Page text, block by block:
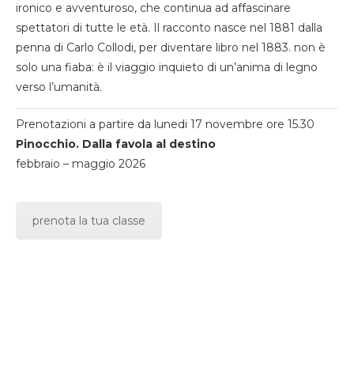
ironico e avventuroso, che continua ad affascinare
spettatori di tutte le età. Il racconto nasce nel 1881 dalla
penna di Carlo Collodi, per diventare libro nel 1883. non è
solo una fiaba: è il viaggio inquieto di un’anima di legno
verso l’umanità.
Prenotazioni a partire da lunedi 17 novembre ore 15.30
Pinocchio. Dalla favola al destino
febbraio – maggio 2026
prenota la tua classe